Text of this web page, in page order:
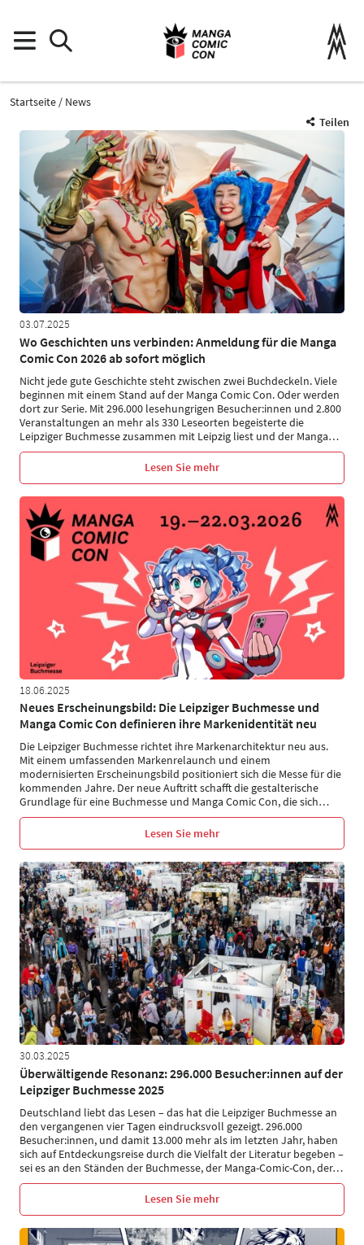
Startseite
News
Teilen
03.07.2025
Wo Geschichten uns verbinden: Anmeldung für die Manga
Comic Con 2026 ab sofort möglich
Nicht jede gute Geschichte steht zwischen zwei Buchdeckeln. Viele
beginnen mit einem Stand auf der Manga Comic Con. Oder werden
dort zur Serie. Mit 296.000 lesehungrigen Besucher:innen und 2.800
Veranstaltungen an mehr als 330 Leseorten begeisterte die
Leipziger Buchmesse zusammen mit Leipzig liest und der Manga…
Lesen Sie mehr
18.06.2025
Neues Erscheinungsbild: Die Leipziger Buchmesse und
Manga Comic Con definieren ihre Markenidentität neu
Die Leipziger Buchmesse richtet ihre Markenarchitektur neu aus.
Mit einem umfassenden Markenrelaunch und einem
modernisierten Erscheinungsbild positioniert sich die Messe für die
kommenden Jahre. Der neue Auftritt schafft die gestalterische
Grundlage für eine Buchmesse und Manga Comic Con, die sich…
Lesen Sie mehr
30.03.2025
Überwältigende Resonanz: 296.000 Besucher:innen auf der
Leipziger Buchmesse 2025
Deutschland liebt das Lesen – das hat die Leipziger Buchmesse an
den vergangenen vier Tagen eindrucksvoll gezeigt. 296.000
Besucher:innen, und damit 13.000 mehr als im letzten Jahr, haben
sich auf Entdeckungsreise durch die Vielfalt der Literatur begeben –
sei es an den Ständen der Buchmesse, der Manga-Comic-Con, der…
Lesen Sie mehr